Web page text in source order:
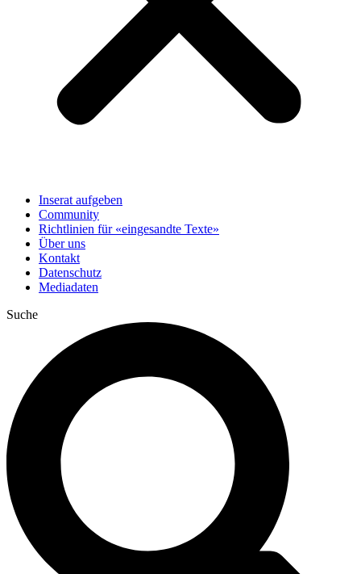
Inserat aufgeben
Community
Richtlinien für «eingesandte Texte»
Über uns
Kontakt
Datenschutz
Mediadaten
Suche